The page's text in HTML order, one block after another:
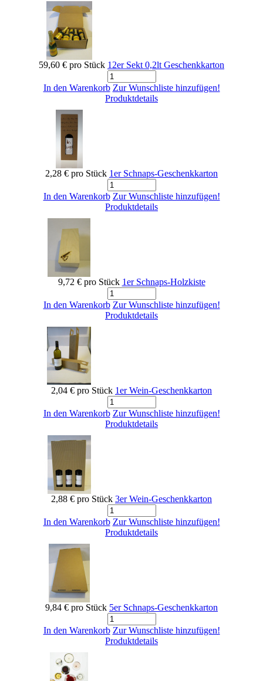
59,60 € pro Stück 12er Sekt 0,2lt Geschenkkarton
In den Warenkorb Zur Wunschliste hinzufügen!
Produktdetails
2,28 € pro Stück 1er Schnaps-Geschenkkarton
In den Warenkorb Zur Wunschliste hinzufügen!
Produktdetails
9,72 € pro Stück 1er Schnaps-Holzkiste
In den Warenkorb Zur Wunschliste hinzufügen!
Produktdetails
2,04 € pro Stück 1er Wein-Geschenkkarton
In den Warenkorb Zur Wunschliste hinzufügen!
Produktdetails
2,88 € pro Stück 3er Wein-Geschenkkarton
In den Warenkorb Zur Wunschliste hinzufügen!
Produktdetails
9,84 € pro Stück 5er Schnaps-Geschenkkarton
In den Warenkorb Zur Wunschliste hinzufügen!
Produktdetails